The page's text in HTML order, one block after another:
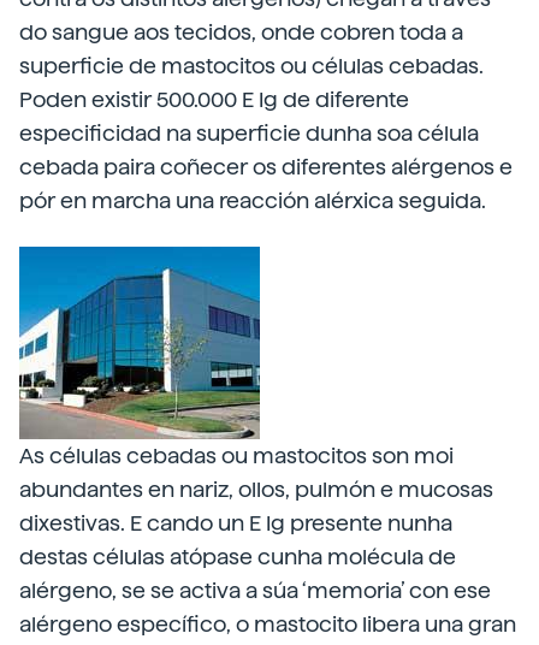
do sangue aos tecidos, onde cobren toda a
superficie de mastocitos ou células cebadas.
Poden existir 500.000 E Ig de diferente
especificidad na superficie dunha soa célula
cebada paira coñecer os diferentes alérgenos e
pór en marcha una reacción alérxica seguida.
As células cebadas ou mastocitos son moi
abundantes en nariz, ollos, pulmón e mucosas
dixestivas. E cando un E Ig presente nunha
destas células atópase cunha molécula de
alérgeno, se se activa a súa ‘memoria’ con ese
alérgeno específico, o mastocito libera una gran